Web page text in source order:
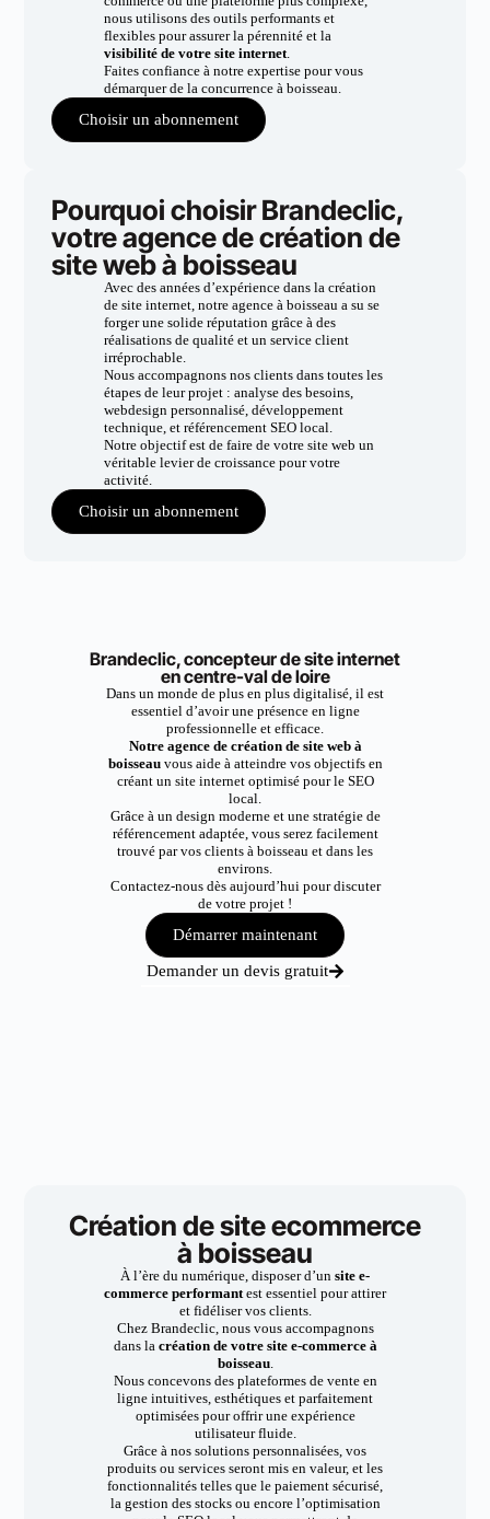
nous utilisons des outils performants et
flexibles pour assurer la pérennité et la
visibilité de votre site internet.
Faites confiance à notre expertise pour vous
démarquer de la concurrence à boisseau.
Choisir un abonnement
Pourquoi choisir Brandeclic,
votre agence de création de
site web à boisseau
Avec des années d’expérience dans la création
de site internet, notre agence à boisseau a su se
forger une solide réputation grâce à des
réalisations de qualité et un service client
irréprochable.
Nous accompagnons nos clients dans toutes les
étapes de leur projet : analyse des besoins,
webdesign personnalisé, développement
technique, et référencement SEO local.
Notre objectif est de faire de votre site web un
véritable levier de croissance pour votre
activité.
Choisir un abonnement
Brandeclic, concepteur de site internet
en centre-val de loire
Dans un monde de plus en plus digitalisé, il est
essentiel d’avoir une présence en ligne
professionnelle et efficace.
Notre agence de création de site web à
boisseauvous aide à atteindre vos objectifs en
créant un site internet optimisé pour le SEO
local.
Grâce à un design moderne et une stratégie de
référencement adaptée, vous serez facilement
trouvé par vos clients à boisseau et dans les
environs.
Contactez-nous dès aujourd’hui pour discuter
de votre projet !
Démarrer maintenant
Demander un devis gratuit
Création de site ecommerce
à boisseau
À l’ère du numérique, disposer d’un site e-
commerce performantest essentiel pour attirer
et fidéliser vos clients.
Chez Brandeclic, nous vous accompagnons
dans la création de votre site e-commerce à
boisseau.
Nous concevons des plateformes de vente en
ligne intuitives, esthétiques et parfaitement
optimisées pour offrir une expérience
utilisateur fluide.
Grâce à nos solutions personnalisées, vos
produits ou services seront mis en valeur, et les
fonctionnalités telles que le paiement sécurisé,
la gestion des stocks ou encore l’optimisation